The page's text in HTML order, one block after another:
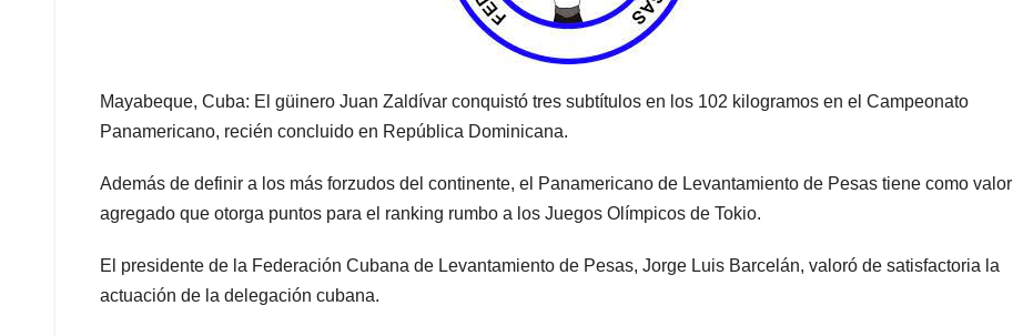
Mayabeque, Cuba: El güinero Juan Zaldívar conquistó tres subtítulos en los 102 kilogramos en el Campeonato
Panamericano, recién concluido en República Dominicana.
Además de definir a los más forzudos del continente, el Panamericano de Levantamiento de Pesas tiene como valor
agregado que otorga puntos para el ranking rumbo a los Juegos Olímpicos de Tokio.
El presidente de la Federación Cubana de Levantamiento de Pesas, Jorge Luis Barcelán, valoró de satisfactoria la
actuación de la delegación cubana.